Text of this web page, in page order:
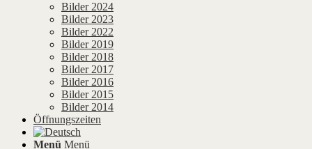
Bilder 2024
Bilder 2023
Bilder 2022
Bilder 2019
Bilder 2018
Bilder 2017
Bilder 2016
Bilder 2015
Bilder 2014
Öffnungszeiten
Menü Menü